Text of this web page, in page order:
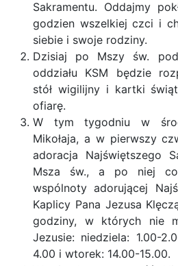
Sakramentu. Oddajmy
godzien wszelkiej czci i
siebie i swoje rodziny.
Dzisiaj po Mszy św.
oddziału KSM będzie
stół wigilijny i kartki
ofiarę.
W tym tygodniu w
Mikołaja, a w pierwszy
adoracja Najświętszego
Msza św., a po niej
wspólnoty adorującej
Kaplicy Pana Jezusa
godziny, w których nie
Jezusie: niedziela: 1.00-
4.00 i wtorek: 14.00-15.00.